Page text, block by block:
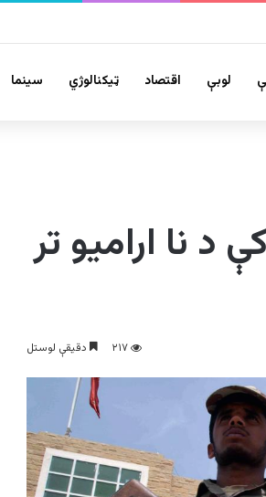
لوبې اقتصاد ټیکنالوژي سينما
د نا ارامیو تر
۲۱۷ دقیقې لوستل